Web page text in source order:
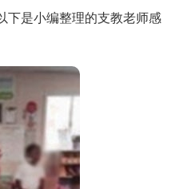
下是小编整理的支教老师感